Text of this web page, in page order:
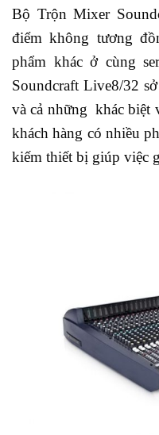
Bộ Trộn Mixer
điểm không tương
phẩm khác ở cùng
Soundcraft Live8/32
và cả những khác biệt
khách hàng có nhiều
kiếm thiết bị giúp việc